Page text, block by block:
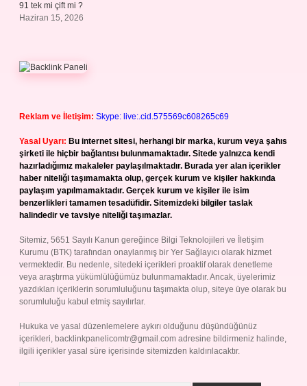
91 tek mi çift mi ?
Haziran 15, 2026
Reklam ve İletişim: Skype: live:.cid.575569c608265c69
Yasal Uyarı: Bu internet sitesi, herhangi bir marka, kurum veya şahıs
şirketi ile hiçbir bağlantısı bulunmamaktadır. Sitede yalnızca kendi
hazırladığımız makaleler paylaşılmaktadır. Burada yer alan içerikler
haber niteliği taşımamakta olup, gerçek kurum ve kişiler hakkında
paylaşım yapılmamaktadır. Gerçek kurum ve kişiler ile isim
benzerlikleri tamamen tesadüfidir. Sitemizdeki bilgiler taslak
halindedir ve tavsiye niteliği taşımazlar.
Sitemiz, 5651 Sayılı Kanun gereğince Bilgi Teknolojileri ve İletişim
Kurumu (BTK) tarafından onaylanmış bir Yer Sağlayıcı olarak hizmet
vermektedir. Bu nedenle, sitedeki içerikleri proaktif olarak denetleme
veya araştırma yükümlülüğümüz bulunmamaktadır. Ancak, üyelerimiz
yazdıkları içeriklerin sorumluluğunu taşımakta olup, siteye üye olarak bu
sorumluluğu kabul etmiş sayılırlar.
Hukuka ve yasal düzenlemelere aykırı olduğunu düşündüğünüz
içerikleri, backlinkpanelicomtr@gmail.com adresine bildirmeniz halinde,
ilgili içerikler yasal süre içerisinde sitemizden kaldırılacaktır.